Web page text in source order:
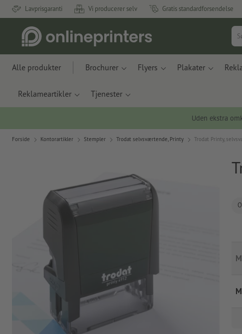
Lavprisgaranti Vi producerer selv Gratis standardforsendelse
Alle produkter Brochurer Flyers Plakater
Reklameartikler Tjenester
Uden ekstra
Forside Kontorartikler Stempler Trodat selvsværtende, Printy Trodat Printy,